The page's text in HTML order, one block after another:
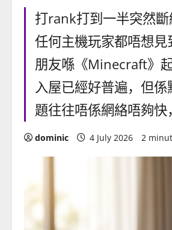
打rank打到一半突然
任何主機玩家都唔想
朋友喺《Minecraft》
入屋已經好普遍，但
題往往唔係網絡唔夠
dominic 4 July 2026 2